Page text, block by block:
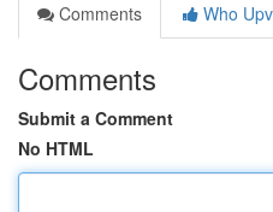
Comments
Who
Comments
Submit a Comment
No HTML